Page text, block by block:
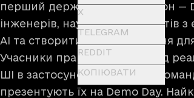
X
TELEGRAM
REDDIT
КОПІЮВАТИ
перший державний AI-хакатон —
інженерів, науковців, експертів
АІ та створити нові AI-рішення
Учасники працюватимуть над
ШІ в застосунок Дія. Десять
презентують їх на Demo Day.